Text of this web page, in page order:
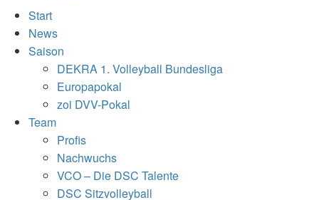
Start
News
Saison
DEKRA 1. Volleyball Bundesliga
Europapokal
zoi DVV-Pokal
Team
Profis
Nachwuchs
VCO – Die DSC Talente
DSC Sitzvolleyball